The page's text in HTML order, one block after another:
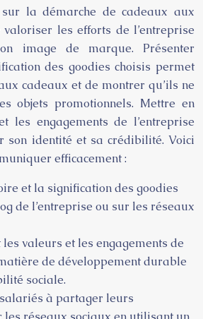
la démarche de cadeaux aux
les efforts de l’entreprise
image de marque. Présenter
des goodies choisis permet
cadeaux et de montrer qu’ils ne
objets promotionnels. Mettre en
les engagements de l’entreprise
son identité et sa crédibilité. Voici
efficacement :
et la signification des goodies
de l’entreprise ou sur les réseaux
valeurs et les engagements de
de développement durable
sociale.
à partager leurs